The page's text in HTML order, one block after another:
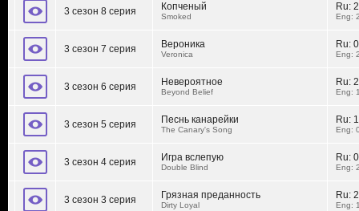
3 сезон 8 серия Копченый
Smoked
Ru:
Eng:
3 сезон 7 серия Вероника
Veronica
Ru:
Eng:
3 сезон 6 серия Невероятное
Beyond Belief
Ru:
Eng:
3 сезон 5 серия Песнь канарейки
The Canary's Song
Ru:
Eng:
3 сезон 4 серия Игра вслепую
Double Blind
Ru:
Eng:
3 сезон 3 серия Грязная преданность
Dirty Loyal
Ru:
Eng: